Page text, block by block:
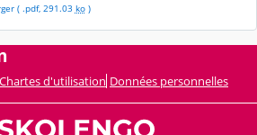
( .pdf, 291.03 ko)
Chartes d'utilisation Données personnelles